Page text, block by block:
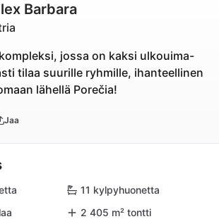
Barbara
jossa on kaksi ulkouima-
tilaa suurille ryhmille, ihanteellinen
lähellä Porečia!
Jaa
11 kylpyhuonetta
2 405 m² tontti